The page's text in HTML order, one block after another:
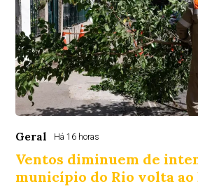
Geral Há 16 horas
Ventos diminuem de
município do Rio volta ao